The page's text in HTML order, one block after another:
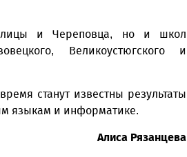
и Череповца, но и школ
Великоустюгского и
станут известны результаты
языкам и информатике.
Алиса Рязанцева